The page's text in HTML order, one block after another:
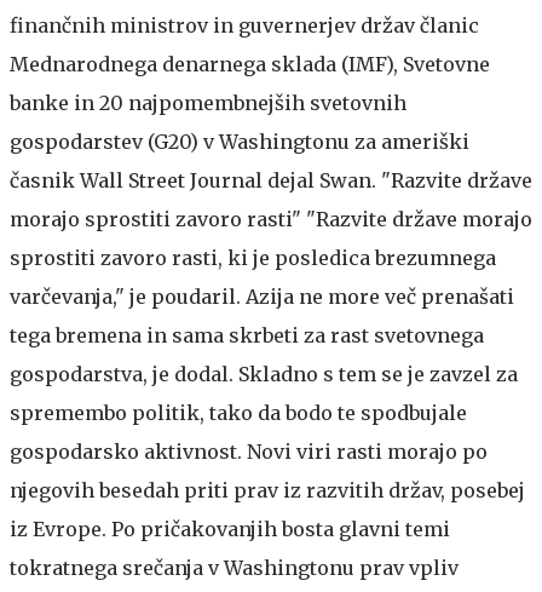
finančnih ministrov in guvernerjev držav članic
Mednarodnega denarnega sklada (IMF), Svetovne
banke in 20 najpomembnejših svetovnih
gospodarstev (G20) v Washingtonu za ameriški
časnik Wall Street Journal dejal Swan. "Razvite države
morajo sprostiti zavoro rasti" "Razvite države morajo
sprostiti zavoro rasti, ki je posledica brezumnega
varčevanja," je poudaril. Azija ne more več prenašati
tega bremena in sama skrbeti za rast svetovnega
gospodarstva, je dodal. Skladno s tem se je zavzel za
spremembo politik, tako da bodo te spodbujale
gospodarsko aktivnost. Novi viri rasti morajo po
njegovih besedah priti prav iz razvitih držav, posebej
iz Evrope. Po pričakovanjih bosta glavni temi
tokratnega srečanja v Washingtonu prav vpliv